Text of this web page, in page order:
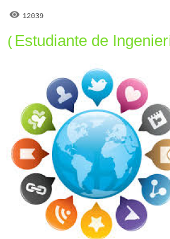
12039
( Estudiante de